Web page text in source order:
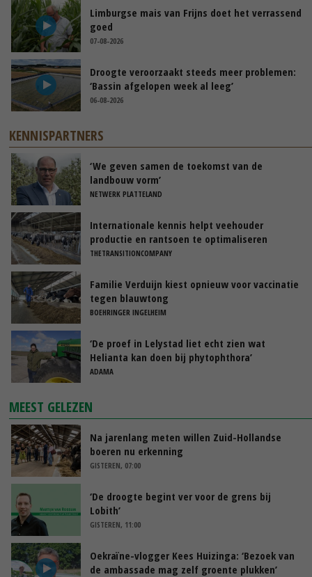
Limburgse mais van Frijns doet het verrassend
goed
07-08-2026
Droogte veroorzaakt steeds meer problemen:
‘Bassin afgelopen week al leeg’
06-08-2026
KENNISPARTNERS
‘We geven samen de toekomst van de
landbouw vorm’
NETWERK PLATTELAND
Internationale kennis helpt veehouder
productie en rantsoen te optimaliseren
THETRANSITIONCOMPANY
Familie Verduijn kiest opnieuw voor vaccinatie
tegen blauwtong
BOEHRINGER INGELHEIM
‘De proef in Lelystad liet echt zien wat
Helianta kan doen bij phytophthora’
ADAMA
MEEST GELEZEN
Na jarenlang meten willen Zuid-Hollandse
boeren nu erkenning
GISTEREN, 07:00
‘De droogte begint ver voor de grens bij
Lobith’
GISTEREN, 11:00
Oekraïne-vlogger Kees Huizinga: ‘Bezoek van
de ambassade mag zelf groente plukken’